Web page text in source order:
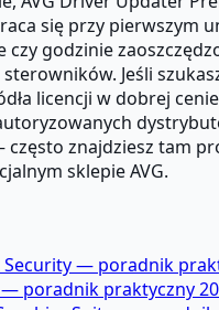
się przy pierwszym
czy godzinie
Jeśli
licencji w dobrej
znajdziesz tam
sklepie AVG.
Security — poradnik
— poradnik praktyczny